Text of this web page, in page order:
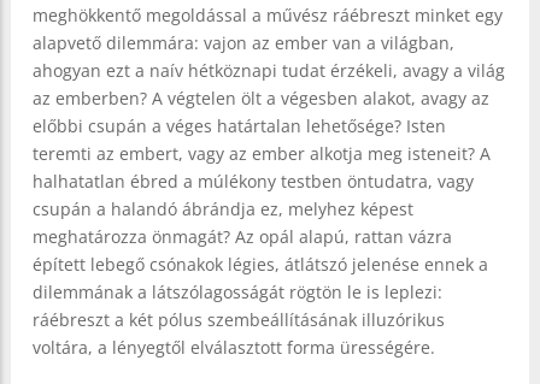
meghökkentő megoldással a művész ráébreszt minket egy
alapvető dilemmára: vajon az ember van a világban,
ahogyan ezt a naív hétköznapi tudat érzékeli, avagy a világ
az emberben? A végtelen ölt a végesben alakot, avagy az
előbbi csupán a véges határtalan lehetősége? Isten
teremti az embert, vagy az ember alkotja meg isteneit? A
halhatatlan ébred a múlékony testben öntudatra, vagy
csupán a halandó ábrándja ez, melyhez képest
meghatározza önmagát? Az opál alapú, rattan vázra
épített lebegő csónakok légies, átlátszó jelenése ennek a
dilemmának a látszólagosságát rögtön le is leplezi:
ráébreszt a két pólus szembeállításának illuzórikus
voltára, a lényegtől elválasztott forma ürességére.